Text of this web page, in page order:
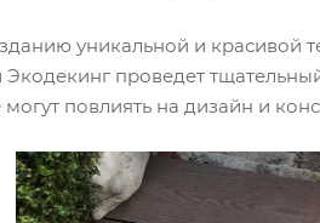
уникальной и красивой
проведет
могут повлиять на дизайн и